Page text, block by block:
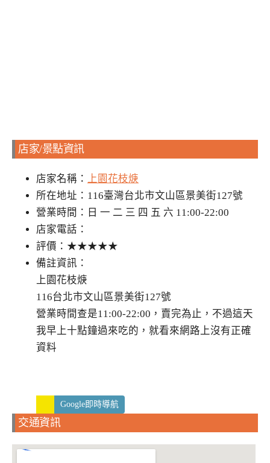
店家/景點資訊
店家名稱： 上園花枝焿
所在地址：116臺灣台北市文山區景美街127號
營業時間：日 一 二 三 四 五 六 11:00-22:00
店家電話：
評價：★★★★★
備註資訊：
上園花枝焿
116台北市文山區景美街127號
營業時間查是11:00-22:00，賣完為止，不過這天
我早上十點鐘過來吃的，就看來網路上沒有正確
資料
Google即時導航
交通資訊